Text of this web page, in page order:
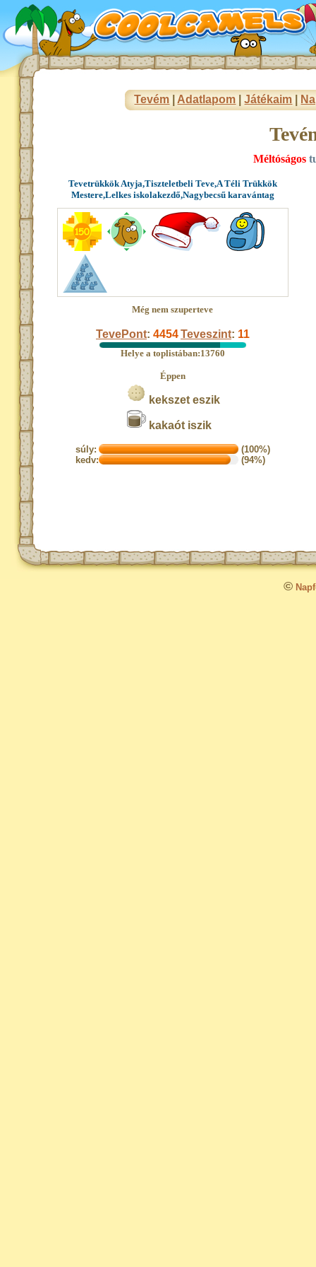
Tevém Adatlapom |Játékaim
Méltóságos
Tevetrükkök Atyja,Tiszteletbeli Teve,A Téli Trükkök
Mestere,Lelkes iskolakezdő,Nagybecsű karavántag
Még nem szuperteve
TevePont: 4454Teveszint: 11
Helye a toplistában:13760
Éppen
kekszet eszik
kakaót iszik
súly:
(100%)
kedv:
(94%)
©